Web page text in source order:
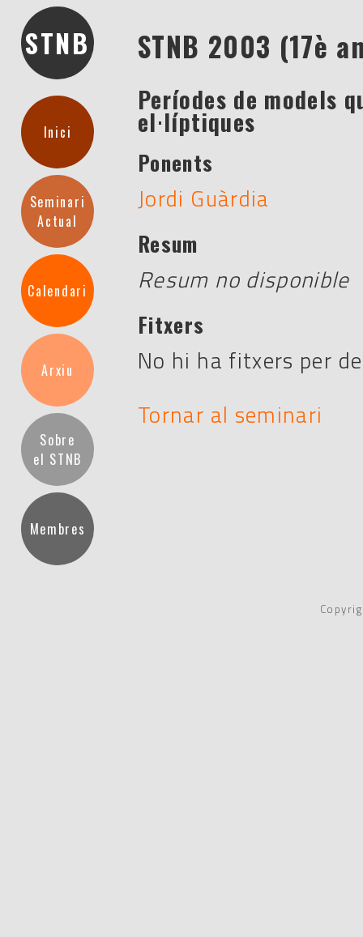
STNB
Inici
Seminari
Actual
Calendari
Arxiu
Sobre
el STNB
Membres
STNB 2003 (17è
Períodes de models
el·líptiques
Ponents
Jordi Guàrdia
Resum
Resum no disponible
Fitxers
No hi ha fitxers per
Tornar al seminari